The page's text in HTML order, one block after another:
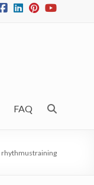
FAQ
rhythmustraining